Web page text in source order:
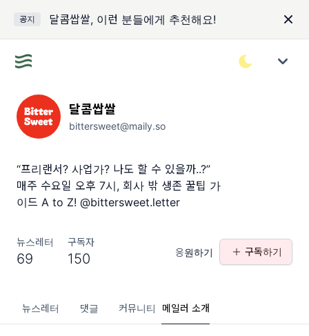
공지 달콤쌉쌀, 이런 분들에게 추천해요!
달콤쌉쌀
bittersweet@maily.so
“프리랜서? 사업가? 나도 할 수 있을까..?”
매주 수요일 오후 7시, 회사 밖 생존 꿀팁 가
이드 A to Z! @bittersweet.letter
뉴스레터
69
구독자
150 응원하기 구독하기
뉴스레터 댓글 커뮤니티 메일러 소개